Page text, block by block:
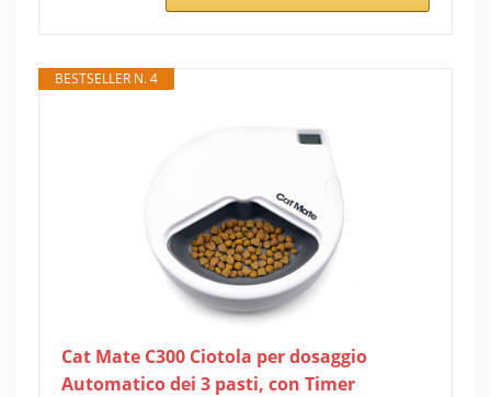
BESTSELLER N. 4
Cat Mate C300 Ciotola per dosaggio
Automatico dei 3 pasti, con Timer